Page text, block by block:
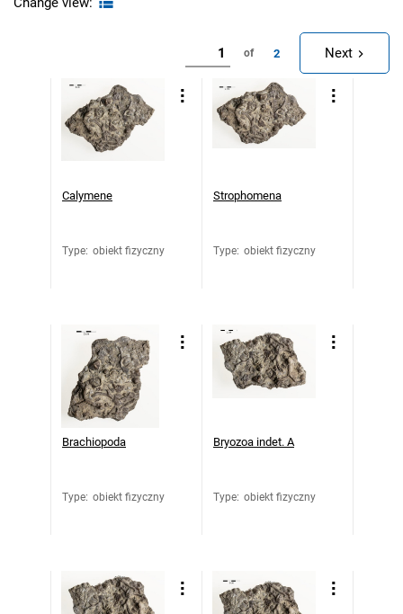
of 2 Next
Calymene
Type: obiekt fizyczny
Strophomena
Type: obiekt fizyczny
Brachiopoda
Type: obiekt fizyczny
Bryozoa indet. A
Type: obiekt fizyczny